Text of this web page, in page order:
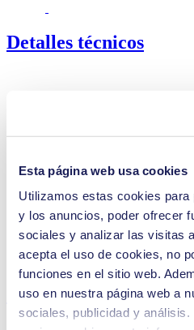
Esta página web usa cookies
Utilizamos estas cookies para
y los anuncios, poder ofrecer
sociales y analizar las visitas
acepta el uso de cookies, no
funciones en el sitio web.
uso en nuestra página web a
sociales, publicidad y análisis.
Detalles técnicos
Presión de servicio (máx.)
Opciones para el material de la
Opciones para el material del
Opciones para el material del
bomba
Opciones de tipos de motor
Características